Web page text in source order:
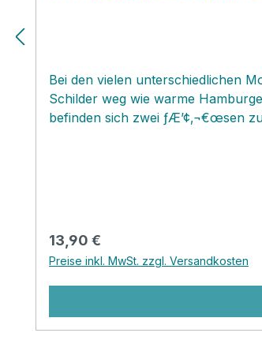
Bei den vielen unterschiedlichen
Schilder weg wie warme
befinden sich zwei ƒÆ’¢‚¬€œsen
Regulärer Preis:
13,90 €
Preise inkl. MwSt. zzgl. Versandkosten